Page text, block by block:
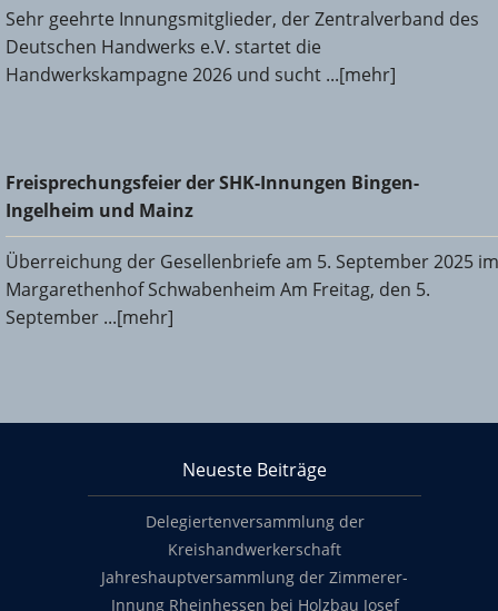
Sehr geehrte Innungsmitglieder, der Zentralverband des
Deutschen Handwerks e.V. startet die
Handwerkskampagne 2026 und sucht ...[mehr]
Freisprechungsfeier der SHK-Innungen Bingen-Ingelheim
und Mainz
Freisprechungsfeier der SHK-Innungen Bingen-
Ingelheim und Mainz
Überreichung der Gesellenbriefe am 5. September 2025 im
Margarethenhof Schwabenheim Am Freitag, den 5.
September ...[mehr]
Neueste Beiträge
Delegiertenversammlung der
Kreishandwerkerschaft
Jahreshauptversammlung der Zimmerer-
Innung Rheinhessen bei Holzbau Josef